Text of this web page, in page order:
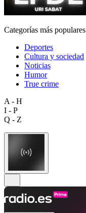
Categorías más populares
Deportes
Cultura y sociedad
Noticias
Humor
True crime
A - H
I - P
Q - Z